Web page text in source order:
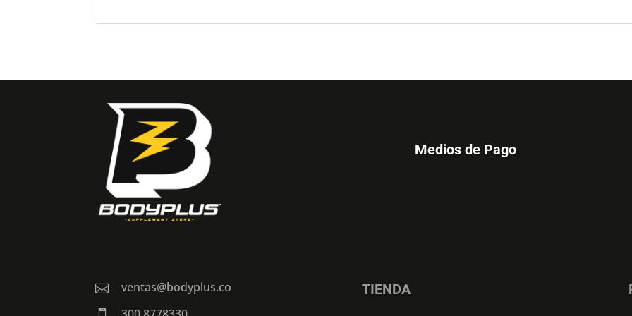
Medios de Pago
 ventas@bodyplus.co TIENDA